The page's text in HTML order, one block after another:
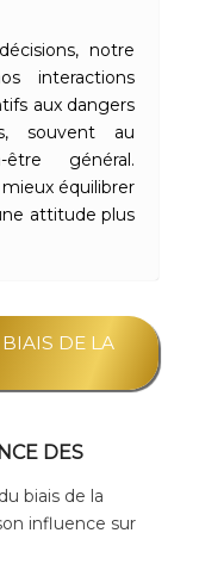
notre
interactions
aux dangers
souvent au
général.
équilibrer
attitude plus
DE LA
DES
biais de la
influence sur